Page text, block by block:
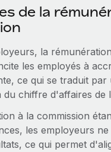
de la
la
les employés à
ce qui se traduit par
du chiffre d'affaires de
à la commission
les employeurs ne
ce qui permet